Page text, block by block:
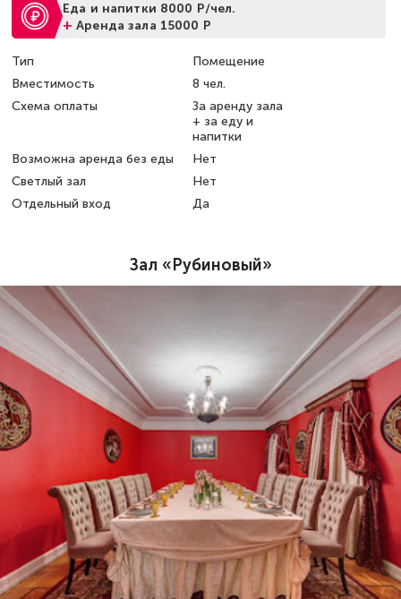
Еда и напитки 8000 Р/чел.
+ Аренда зала 15000 Р
Тип
Помещение
Вместимость
8 чел.
Схема оплаты
За аренду зала
+ за еду и
напитки
Возможна аренда без еды
Нет
Светлый зал
Нет
Отдельный вход
Да
Зал «Рубиновый»